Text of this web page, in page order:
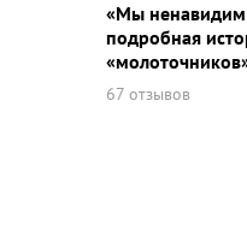
«Мы ненавидим
подробная
67 отзывов